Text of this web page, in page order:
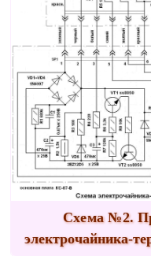
Схема №2.
электрочайника-